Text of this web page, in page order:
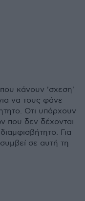
κάνουν 'σχεση'
να τους φάνε
Οτι υπάρχουν
που δεν δέχονται
Για
σε αυτή τη